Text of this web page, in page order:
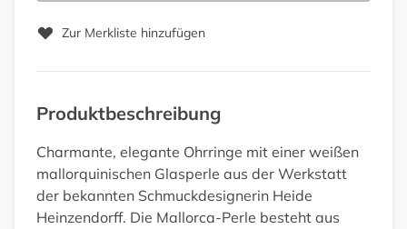
Zur Merkliste hinzufügen
Produktbeschreibung
Charmante, elegante Ohrringe mit einer weißen
mallorquinischen Glasperle aus der Werkstatt
der bekannten Schmuckdesignerin Heide
Heinzendorff. Die Mallorca-Perle besteht aus